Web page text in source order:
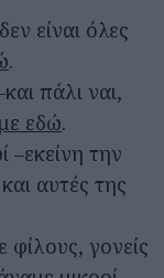
είναι όλες
.
πάλι ναι,
εδώ.
–εκείνη την
αυτές της
γονείς